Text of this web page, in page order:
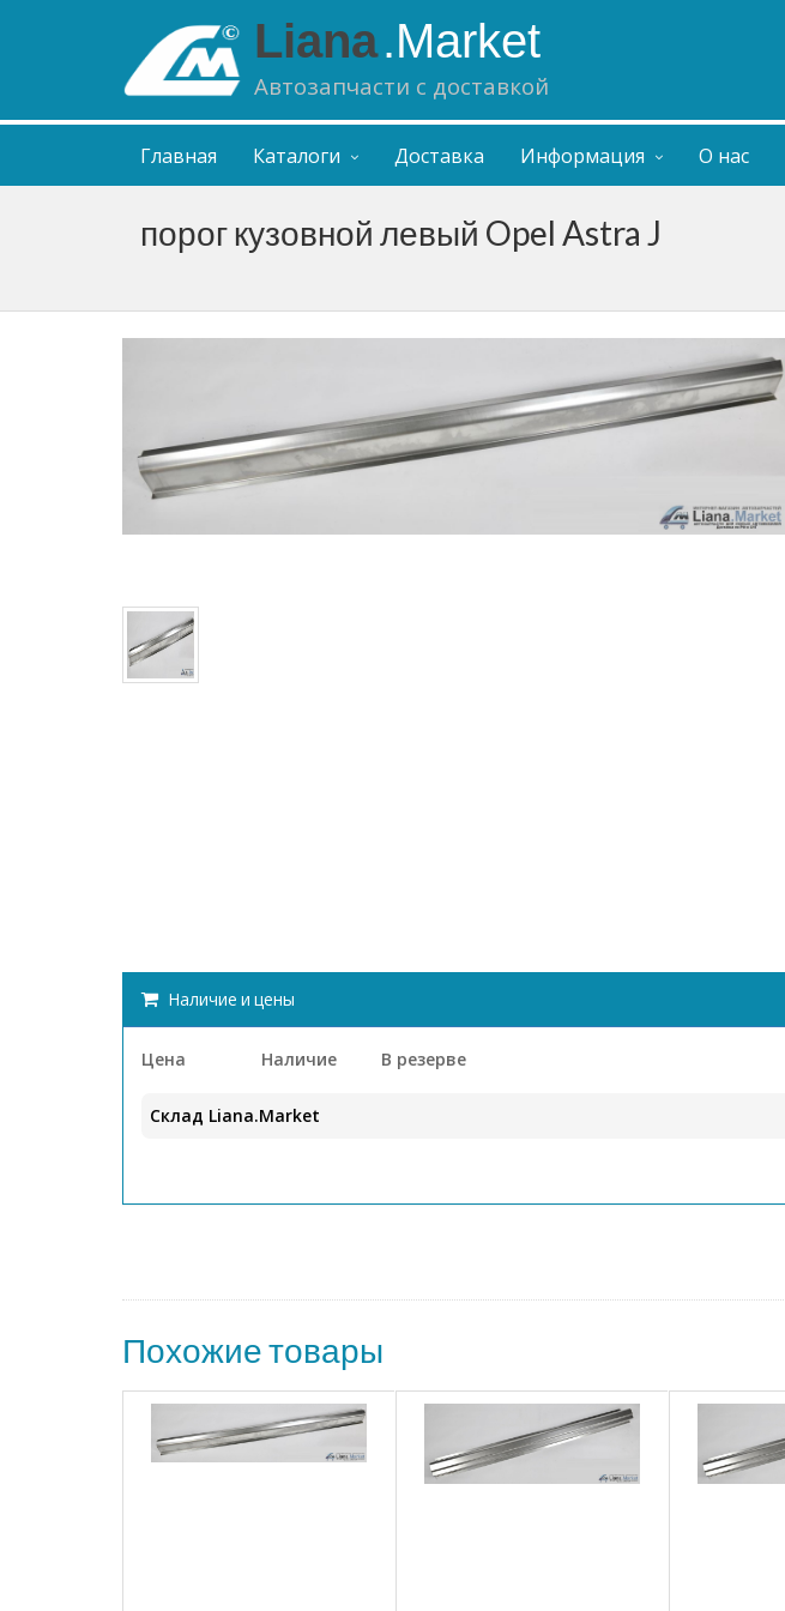
Liana.Market
Автозапчасти с доставкой
Главная Каталоги Доставка Информация О нас
порог кузовной левый Opel Astra J
Наличие и цены
Цена Наличие В резерве
Склад Liana.Market
Похожие товары